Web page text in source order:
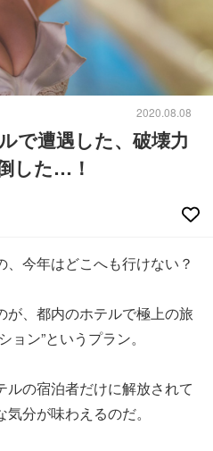
2020.08.08
で遭遇した、破壊力
した…！
今年はどこへも行けない？
が、都内のホテルで極上の旅
ン”というプラン。
ルの宿泊者だけに解放されて
分が味わえるのだ。